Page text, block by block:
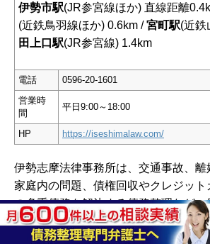
伊勢市駅(JR参宮線ほか) 直線距離
(近鉄鳥羽線ほか) 0.6km /宮町駅(近鉄
田上口駅(JR参宮線) 1.4km
電話
0596-20-1601
営業時
間
平日9:00～18:00
HP https://iseshimalaw.com/
伊勢志摩法律事務所は、交通事故、離
家庭内の問題、債権回収やクレジッ
の多重債務を解決する債務整理など
うる様々な問題の解決に力を注いで
野田新一郎弁護士は2012年にこの弁